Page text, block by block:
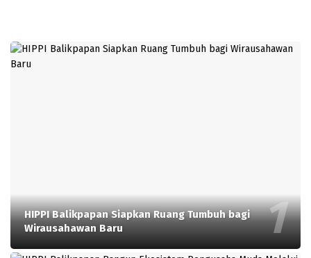
HIPPI Balikpapan Siapkan Ruang Tumbuh bagi
Wirausahawan Baru